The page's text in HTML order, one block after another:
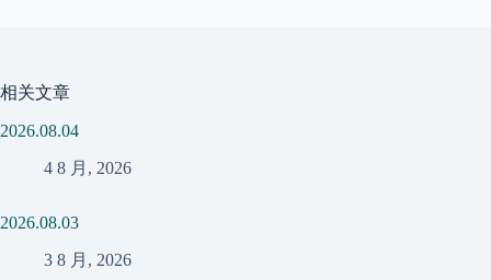
相关文章
2026.08.04
4 8 月, 2026
2026.08.03
3 8 月, 2026